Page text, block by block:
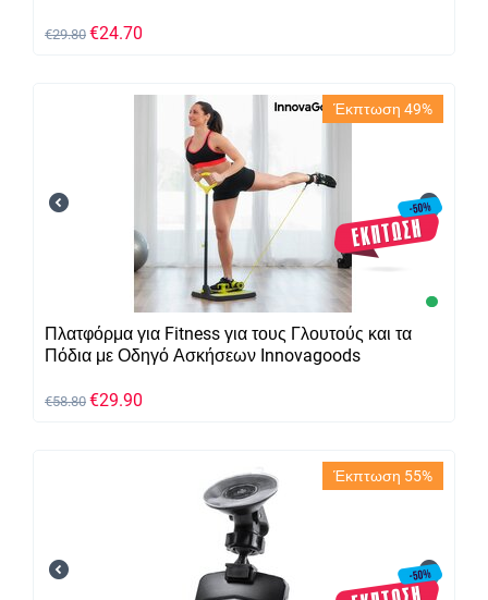
€29.80 €24.70
Έκπτωση 49%
Πλατφόρμα για Fitness για τους Γλουτούς και τα
Πόδια με Οδηγό Ασκήσεων Innovagoods
€58.80 €29.90
Έκπτωση 55%